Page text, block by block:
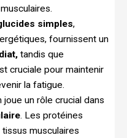
simples,
fournissent un
tandis que
cruciale pour maintenir
la fatigue.
joue un rôle crucial dans
. Les protéines
musculaires